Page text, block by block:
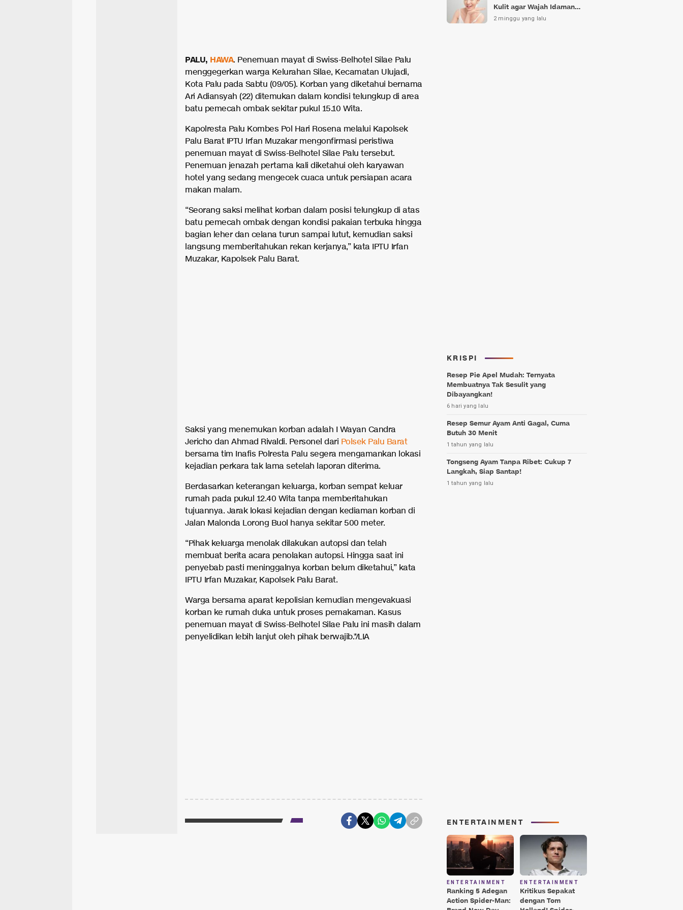
PALU, HAWA. Penemuan mayat di Swiss-Belhotel Silae Palu
menggegerkan warga Kelurahan Silae, Kecamatan Ulujadi,
Kota Palu pada Sabtu (09/05). Korban yang diketahui bernama
Ari Adiansyah (22) ditemukan dalam kondisi telungkup di area
batu pemecah ombak sekitar pukul 15.10 Wita.
Kapolresta Palu Kombes Pol Hari Rosena melalui Kapolsek
Palu Barat IPTU Irfan Muzakar mengonfirmasi peristiwa
penemuan mayat di Swiss-Belhotel Silae Palu tersebut.
Penemuan jenazah pertama kali diketahui oleh karyawan
hotel yang sedang mengecek cuaca untuk persiapan acara
makan malam.
“Seorang saksi melihat korban dalam posisi telungkup di atas
batu pemecah ombak dengan kondisi pakaian terbuka hingga
bagian leher dan celana turun sampai lutut, kemudian saksi
langsung memberitahukan rekan kerjanya,” kata IPTU Irfan
Muzakar, Kapolsek Palu Barat.
Saksi yang menemukan korban adalah I Wayan Candra
Jericho dan Ahmad Rivaldi. Personel dari Polsek Palu Barat
bersama tim Inafis Polresta Palu segera mengamankan lokasi
kejadian perkara tak lama setelah laporan diterima.
Berdasarkan keterangan keluarga, korban sempat keluar
rumah pada pukul 12.40 Wita tanpa memberitahukan
tujuannya. Jarak lokasi kejadian dengan kediaman korban di
Jalan Malonda Lorong Buol hanya sekitar 500 meter.
“Pihak keluarga menolak dilakukan autopsi dan telah
membuat berita acara penolakan autopsi. Hingga saat ini
penyebab pasti meninggalnya korban belum diketahui,” kata
IPTU Irfan Muzakar, Kapolsek Palu Barat.
Warga bersama aparat kepolisian kemudian mengevakuasi
korban ke rumah duka untuk proses pemakaman. Kasus
penemuan mayat di Swiss-Belhotel Silae Palu ini masih dalam
penyelidikan lebih lanjut oleh pihak berwajib.*/LIA
Kulit agar Wajah Idaman
Bukan Sekadar Mimpi
2 minggu yang lalu
KRISPI
Resep Pie Apel Mudah: Ternyata
Membuatnya Tak Sesulit yang
Dibayangkan!
6 hari yang lalu
Resep Semur Ayam Anti Gagal, Cuma
Butuh 30 Menit
1 tahun yang lalu
Tongseng Ayam Tanpa Ribet: Cukup 7
Langkah, Siap Santap!
1 tahun yang lalu
ENTERTAINMENT
ENTERTAINMENT
Ranking 5 Adegan
Action Spider-Man:
ENTERTAINMENT
Kritikus Sepakat
dengan Tom